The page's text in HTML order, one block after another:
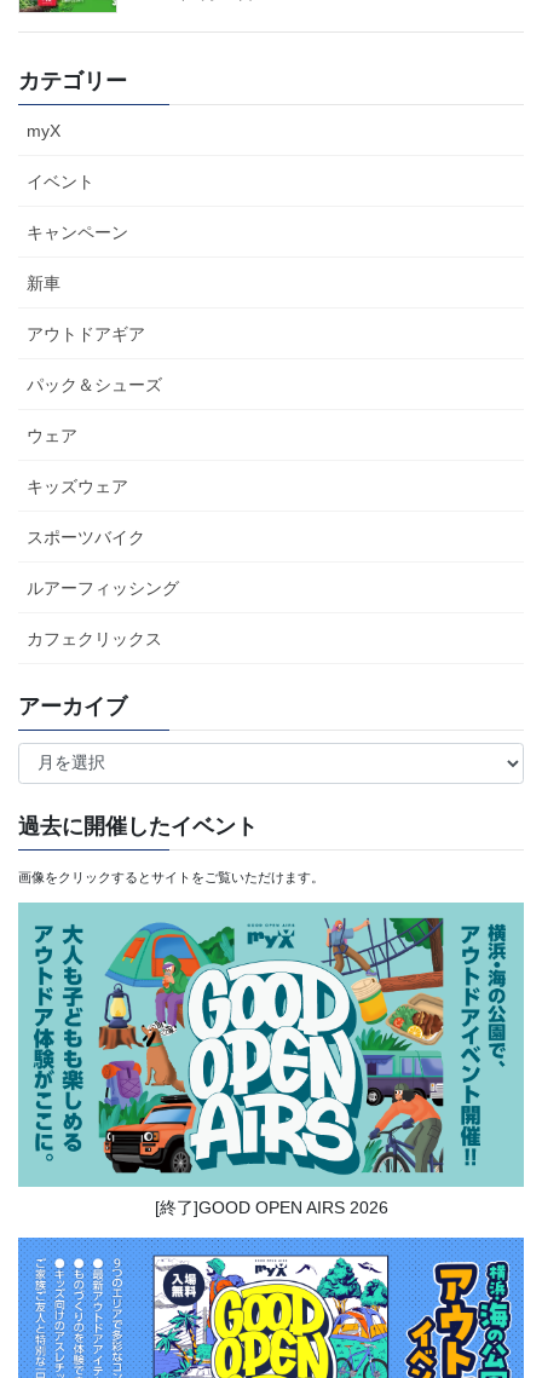
カテゴリー
myX
イベント
キャンペーン
新車
アウトドアギア
パック＆シューズ
ウェア
キッズウェア
スポーツバイク
ルアーフィッシング
カフェクリックス
アーカイブ
ア
ー
カ
イ
ブ
過去に開催したイベント
画像をクリックするとサイトをご覧いただけます。
[終了]GOOD OPEN AIRS 2026